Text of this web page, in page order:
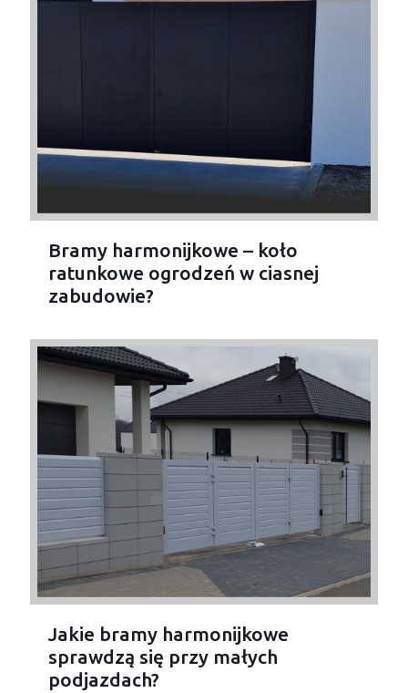
Bramy harmonijkowe – koło
ratunkowe ogrodzeń w ciasnej
zabudowie?
Jakie bramy harmonijkowe
sprawdzą się przy małych
podjazdach?